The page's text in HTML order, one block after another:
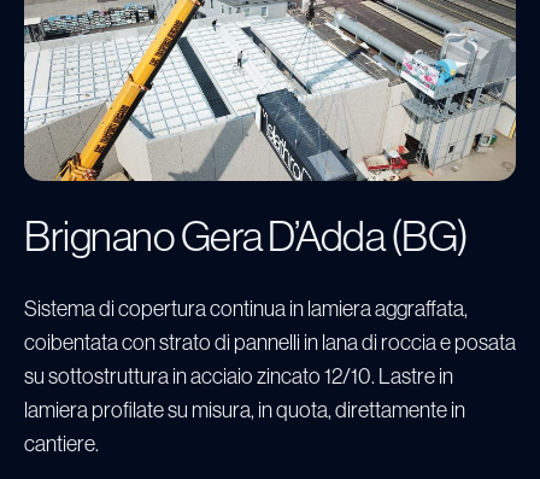
Brignano Gera D’Adda (BG)
Sistema di copertura continua in lamiera aggraffata,
coibentata con strato di pannelli in lana di roccia e posata
su sottostruttura in acciaio zincato 12/10. Lastre in
lamiera profilate su misura, in quota, direttamente in
cantiere.